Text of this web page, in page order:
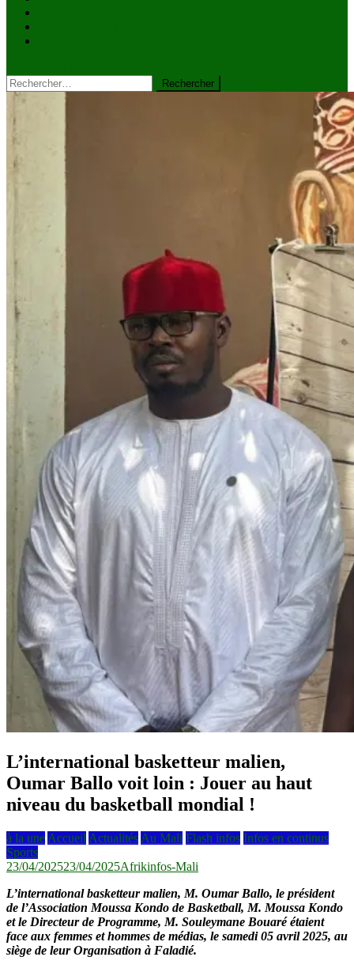
Rechercher :
L’international basketteur malien,
Oumar Ballo voit loin : Jouer au haut
niveau du basketball mondial !
à la une Accueil Actualités Au Mali Flash infos Infos en continus
Sports
23/04/202523/04/2025Afrikinfos-Mali
L’international basketteur malien, M. Oumar Ballo, le président
de l’Association Moussa Kondo de Basketball, M. Moussa Kondo
et le Directeur de Programme, M. Souleymane Bouaré étaient
face aux femmes et hommes de médias, le samedi 05 avril 2025, au
siège de leur Organisation à Faladié.